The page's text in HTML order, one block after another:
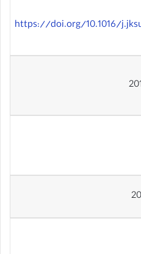
https://doi.org/10.1016/